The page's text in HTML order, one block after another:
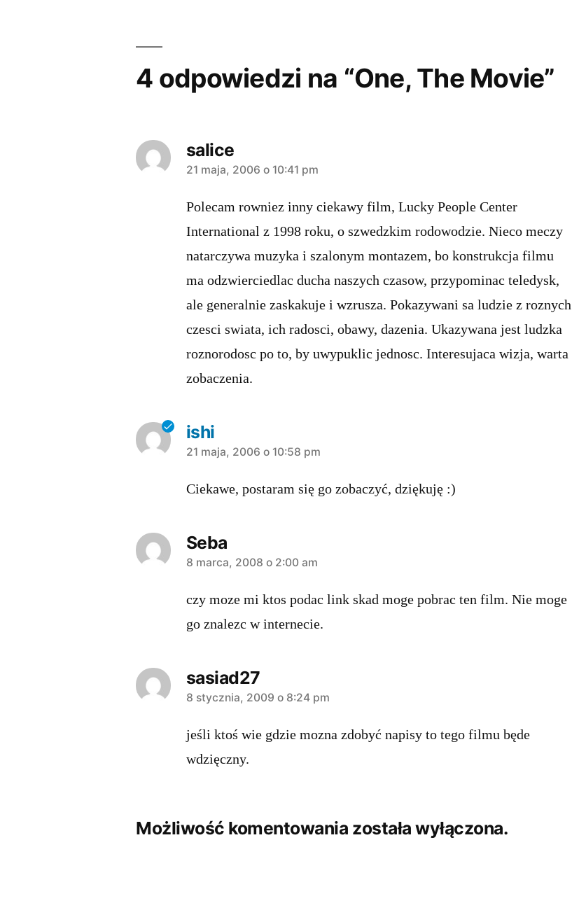
4 odpowiedzi na “One, The Movie”
salice
komentarz:
21 maja, 2006 o 10:41 pm
Polecam rowniez inny ciekawy film, Lucky People Center
International z 1998 roku, o szwedzkim rodowodzie. Nieco meczy
natarczywa muzyka i szalonym montazem, bo konstrukcja filmu
ma odzwierciedlac ducha naszych czasow, przypominac teledysk,
ale generalnie zaskakuje i wzrusza. Pokazywani sa ludzie z roznych
czesci swiata, ich radosci, obawy, dazenia. Ukazywana jest ludzka
roznorodosc po to, by uwypuklic jednosc. Interesujaca wizja, warta
zobaczenia.
ishi
komentarz:
21 maja, 2006 o 10:58 pm
Ciekawe, postaram się go zobaczyć, dziękuję :)
Seba
komentarz:
8 marca, 2008 o 2:00 am
czy moze mi ktos podac link skad moge pobrac ten film. Nie moge
go znalezc w internecie.
sasiad27
komentarz:
8 stycznia, 2009 o 8:24 pm
jeśli ktoś wie gdzie mozna zdobyć napisy to tego filmu będe
wdzięczny.
Możliwość komentowania została wyłączona.